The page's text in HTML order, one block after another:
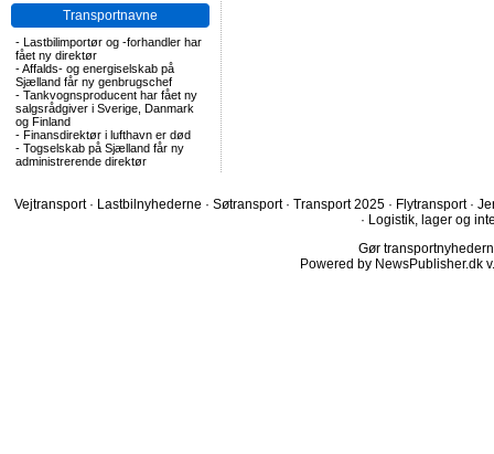
Transportnavne
- Lastbilimportør og -forhandler har
fået ny direktør
-Affalds- og energiselskab på
Sjælland får ny genbrugschef
- Tankvognsproducent har fået ny
salgsrådgiver i Sverige, Danmark
og Finland
- Finansdirektør i lufthavn er død
- Togselskab på Sjælland får ny
administrerende direktør
Vejtransport · Lastbilnyhederne · Søtransport · Transport 2025 · Flytransport ·
· Logistik, lager og
Gør
Powered by NewsPublisher.dk